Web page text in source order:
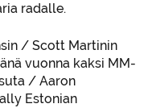
radalle.
/ Scott Martinin
vuonna kaksi MM-
/ Aaron
Estonian